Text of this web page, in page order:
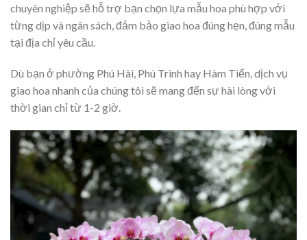
chuyên nghiệp sẽ hỗ trợ bạn chọn lựa mẫu hoa phù hợp với
từng dịp và ngân sách, đảm bảo giao hoa đúng hẹn, đúng mẫu
tại địa chỉ yêu cầu.
Dù bạn ở phường Phú Hài, Phú Trinh hay Hàm Tiến, dịch vụ
giao hoa nhanh của chúng tôi sẽ mang đến sự hài lòng với
thời gian chỉ từ 1-2 giờ.